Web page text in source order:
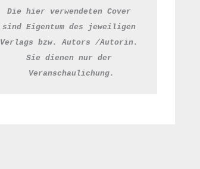
Die hier verwendeten Cover
sind Eigentum des jeweiligen
Verlags bzw. Autors /Autorin.
Sie dienen nur der
Veranschaulichung.